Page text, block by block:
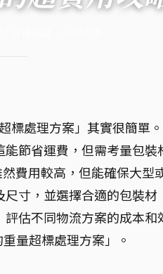
標處理方案」其實很簡單
節省運費，但需考量包裝
費用較高，但能確保大型
寸，並選擇合適的包裝材
估不同物流方案的成本和
量超標處理方案」。